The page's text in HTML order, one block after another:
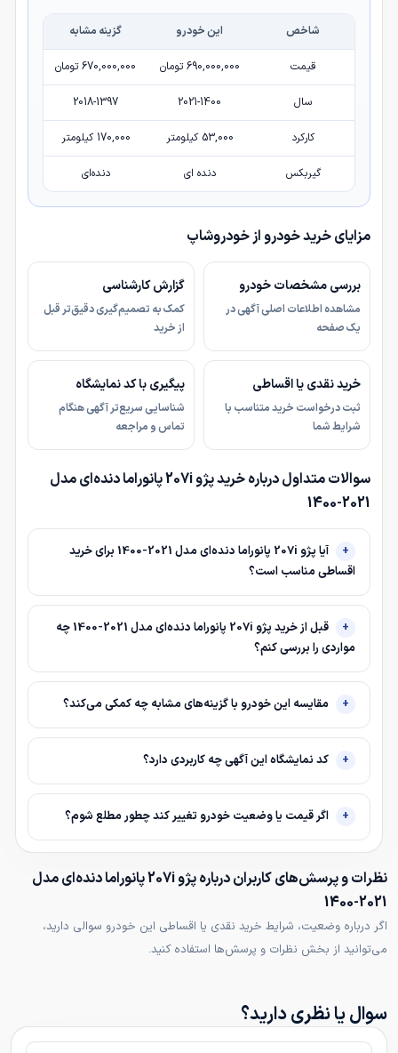
شاخص این خودرو گزینه مشابه
قیمت 690,000,000 تومان 670,000,000 تومان
سال 2021-1400
2018-1397
کارکرد 53,000 کیلومتر 170,000 کیلومتر
گیربکس دنده ای دنده‌ای
مزایای خرید خودرو از خودروشاپ
بررسی مشخصات خودرو
مشاهده اطلاعات اصلی آگهی در
یک صفحه
گزارش کارشناسی
کمک به تصمیم‌گیری دقیق‌تر قبل
از خرید
خرید نقدی یا اقساطی
ثبت درخواست خرید متناسب با
شرایط شما
پیگیری با کد نمایشگاه
شناسایی سریع‌تر آگهی هنگام
تماس و مراجعه
سوالات متداول درباره خرید پژو 207i پانوراما دنده‌ای مدل
2021-1400
آیا پژو 207i پانوراما دنده‌ای مدل 2021-1400 برای خرید
اقساطی مناسب است؟
قبل از خرید پژو 207i پانوراما دنده‌ای مدل 2021-1400 چه
مواردی را بررسی کنم؟
مقایسه این خودرو با گزینه‌های مشابه چه کمکی می‌کند؟
کد نمایشگاه این آگهی چه کاربردی دارد؟
اگر قیمت یا وضعیت خودرو تغییر کند چطور مطلع شوم؟
نظرات و پرسش‌های کاربران درباره پژو 207i پانوراما دنده‌ای مدل
2021-1400
اگر درباره وضعیت، شرایط خرید نقدی یا اقساطی این خودرو سوالی دارید،
می‌توانید از بخش نظرات و پرسش‌ها استفاده کنید.
سوال یا نظری دارید؟